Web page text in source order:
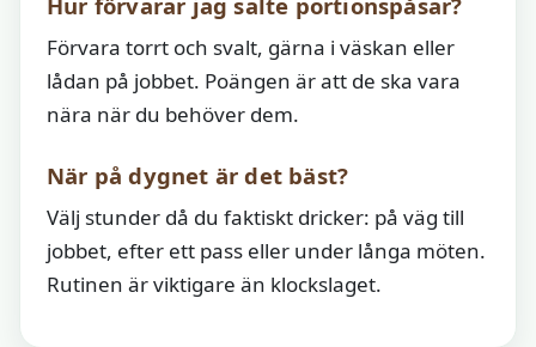
Förvara torrt och svalt, gärna i väskan eller
lådan på jobbet. Poängen är att de ska vara
nära när du behöver dem.
När på dygnet är det bäst?
Välj stunder då du faktiskt dricker: på väg till
jobbet, efter ett pass eller under långa möten.
Rutinen är viktigare än klockslaget.